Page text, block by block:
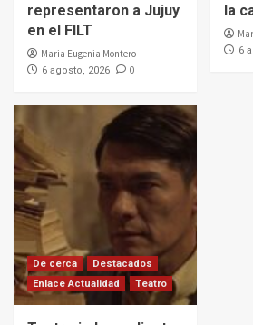
representaron a Jujuy
en el FILT
Maria Eugenia Montero
6 agosto, 2026 0
la
6
De cerca
Destacados
Enlace Actualidad
Teatro